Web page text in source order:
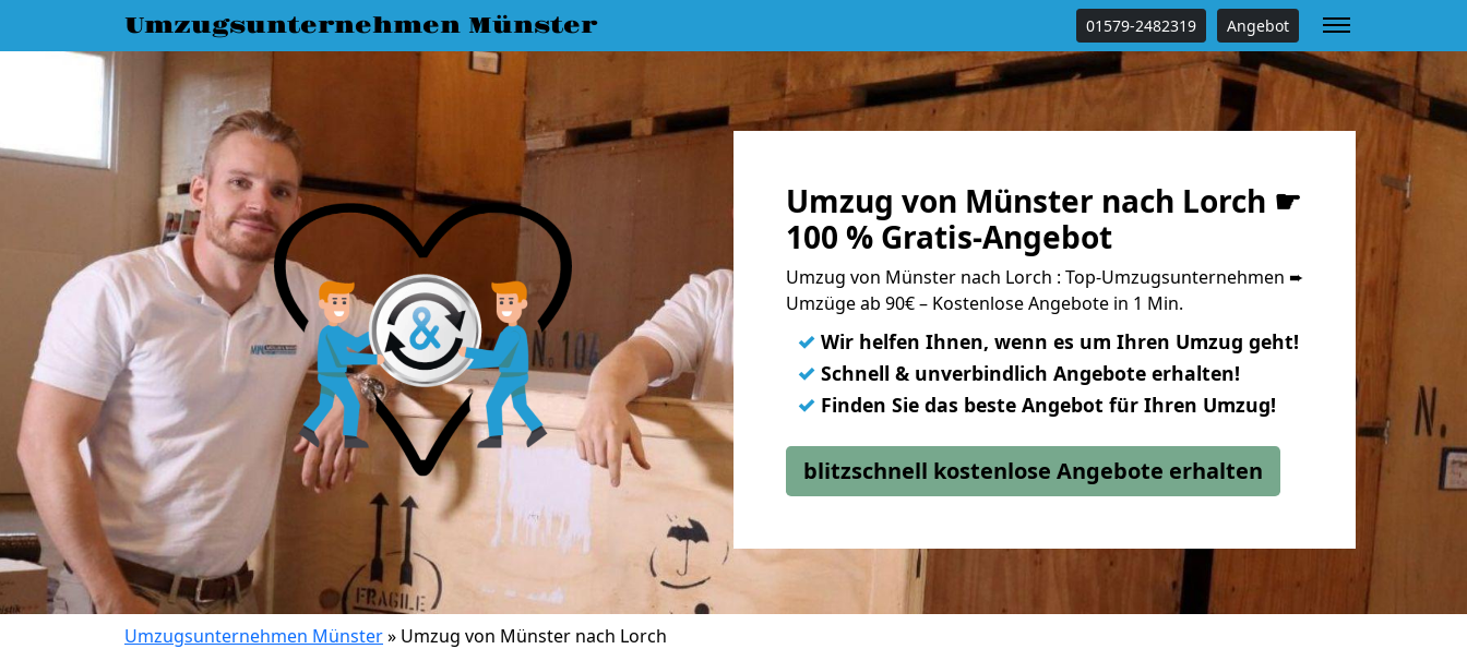
Umzugsunternehmen Münster 01579-2482319 Angebot
Umzug von Münster nach Lorch ☛
100 % Gratis-Angebot
Umzug von Münster nach Lorch : Top-Umzugsunternehmen ➨
Umzüge ab 90€ – Kostenlose Angebote in 1 Min.
✓ Wir helfen Ihnen, wenn es um Ihren Umzug geht!
✓ Schnell & unverbindlich Angebote erhalten!
✓ Finden Sie das beste Angebot für Ihren Umzug!
blitzschnell kostenlose Angebote erhalten
Umzugsunternehmen Münster» Umzug von Münster nach Lorch